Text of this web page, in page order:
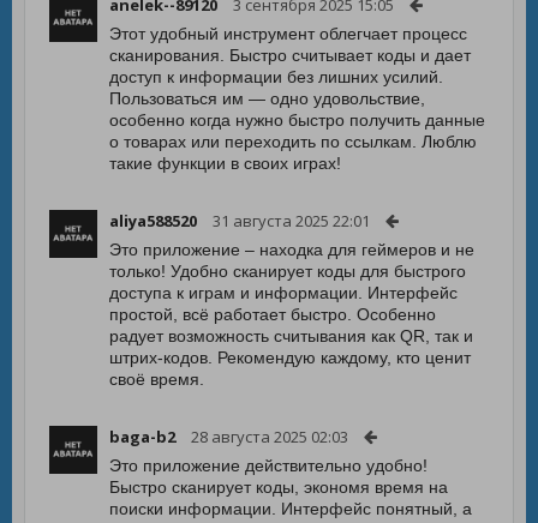
anelek--89120 3 сентября 2025 15:05
Этот удобный инструмент облегчает процесс
сканирования. Быстро считывает коды и дает
доступ к информации без лишних усилий.
Пользоваться им — одно удовольствие,
особенно когда нужно быстро получить данные
о товарах или переходить по ссылкам. Люблю
такие функции в своих играх!
aliya588520 31 августа 2025 22:01
Это приложение – находка для геймеров и не
только! Удобно сканирует коды для быстрого
доступа к играм и информации. Интерфейс
простой, всё работает быстро. Особенно
радует возможность считывания как QR, так и
штрих-кодов. Рекомендую каждому, кто ценит
своё время.
baga-b2 28 августа 2025 02:03
Это приложение действительно удобно!
Быстро сканирует коды, экономя время на
поиски информации. Интерфейс понятный, а